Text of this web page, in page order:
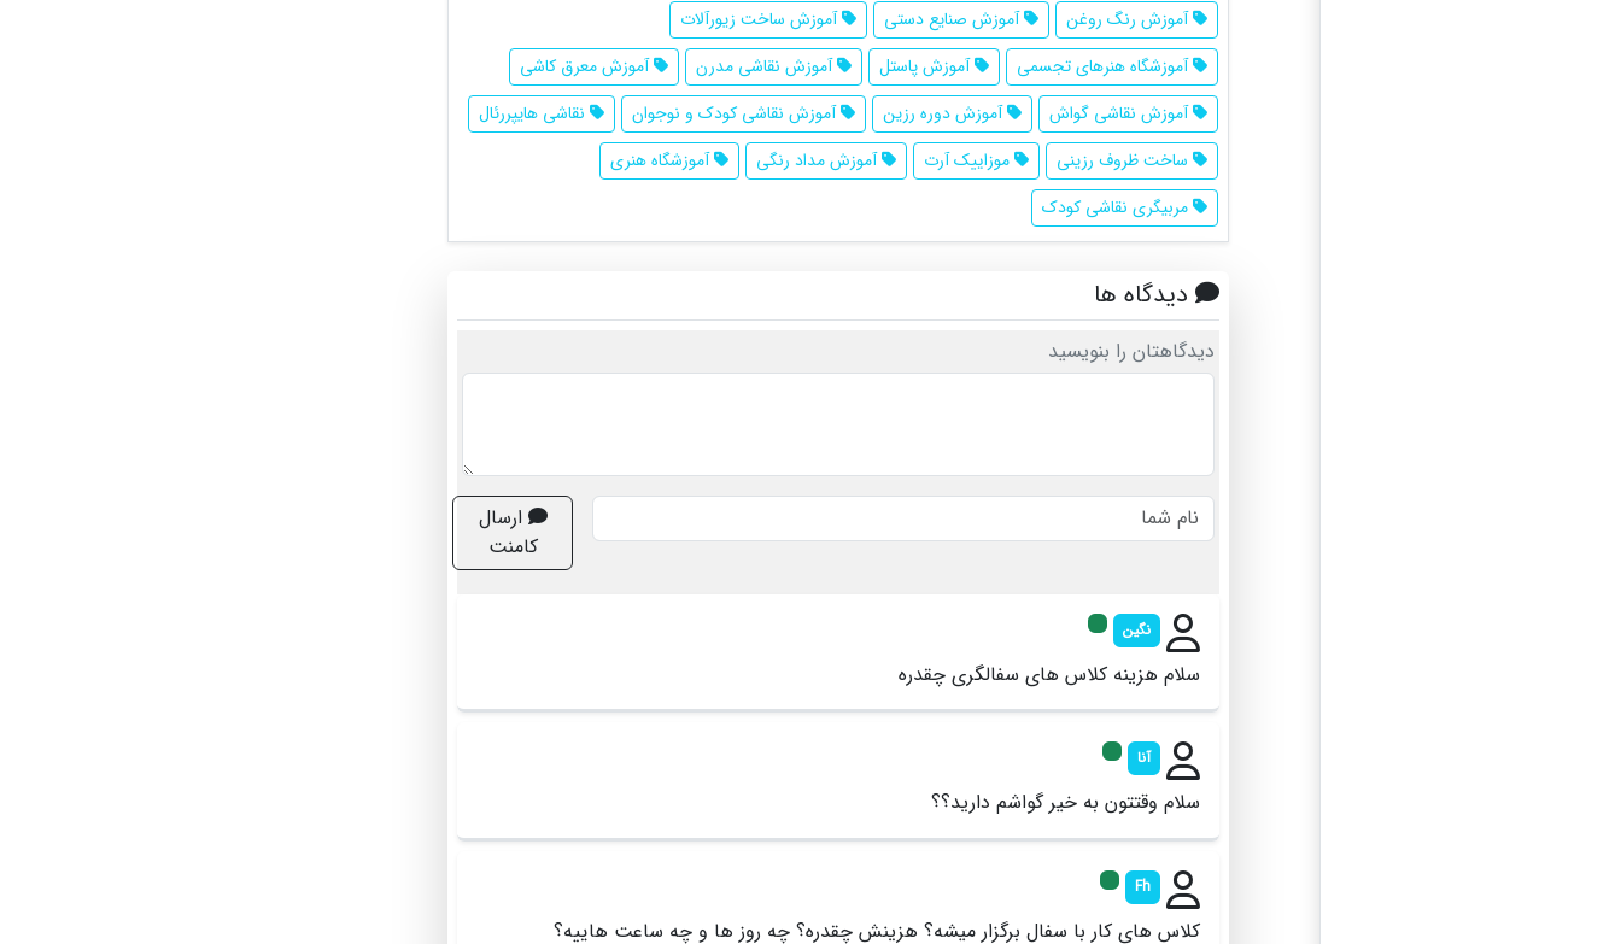
آموزش رنگ روغن
آموزش صنایع دستی
آموزش ساخت زیورآلات
آموزشگاه هنرهای تجسمی
آموزش پاستل آموزش نقاشی مدرن
آموزش معرق کاشی
آموزش نقاشی گواش
آموزش دوره رزین آموزش نقاشی کودک و نوجوان
نقاشی هایپررئال
ساخت ظروف رزینی
موزاییک آرت آموزش مداد رنگی
آموزشگاه هنری
مربیگری نقاشی کودک
دیدگاه ها
دیدگاهتان را بنویسید
ارسال
کامنت
نگین
سلام هزینه کلاس های سفالگری چقدره
آنا
سلام وقتتون به خیر گواشم دارید؟؟
Fh
کلاس های کار با سفال برگزار میشه؟ هزینش چقدره؟ چه روز ها و چه ساعت هاییه؟